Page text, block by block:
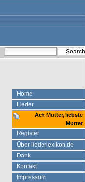
content.
navigation
Personal
tools
Home
Lieder
Ach Mutter, liebste
Mutter
Register
Über liederlexikon.de
Dank
Kontakt
Impressum